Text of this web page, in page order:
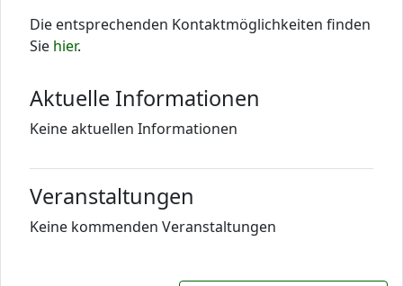
Die entsprechenden Kontaktmöglichkeiten finden
Sie hier.
Aktuelle Informationen
Keine aktuellen Informationen
Veranstaltungen
Keine kommenden Veranstaltungen